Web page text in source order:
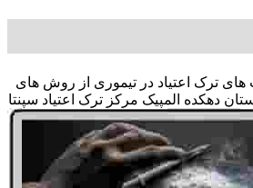
های ترک اعتیاد در تیموری از روش های
دهکده المپیک مرکز ترک اعتیاد سپنتا